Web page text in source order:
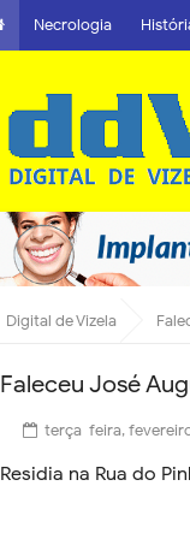
Necrologia
Digital de Vizela
Faleceu José
terça-feira,
Residia na Rua do